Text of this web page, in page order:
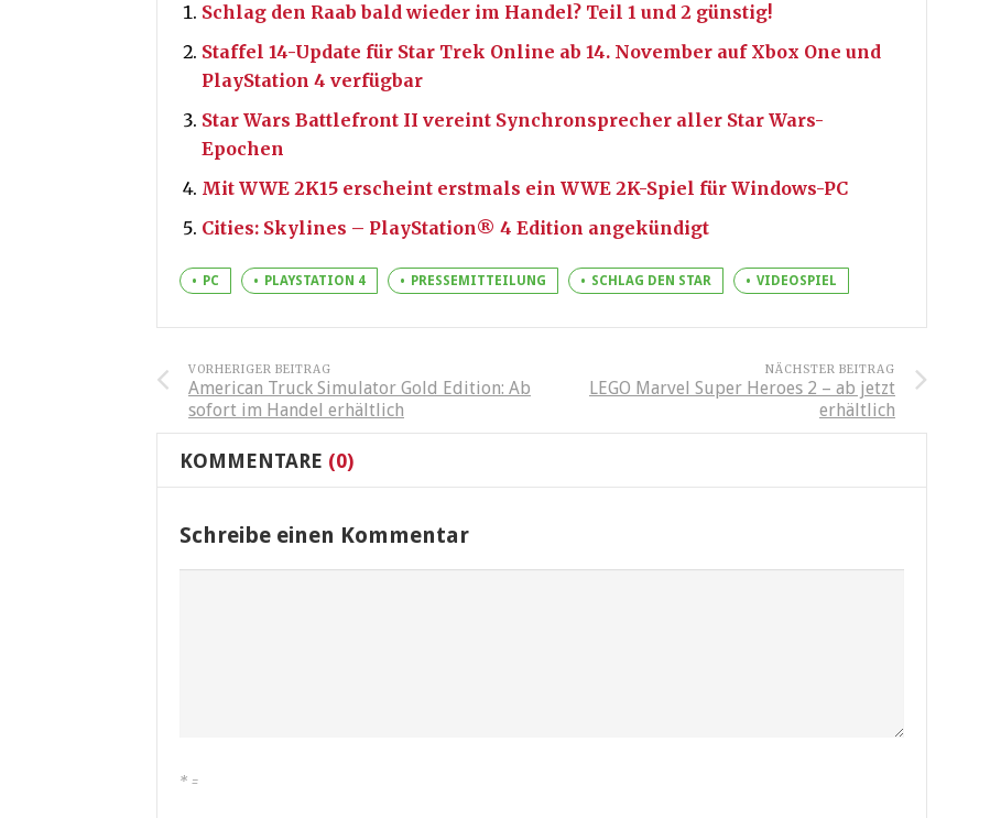
Schlag den Raab bald wieder im Handel? Teil 1 und 2 günstig!
Staffel 14-Update für Star Trek Online ab 14. November auf Xbox One und
PlayStation 4 verfügbar
Star Wars Battlefront II vereint Synchronsprecher aller Star Wars-
Epochen
Mit WWE 2K15 erscheint erstmals ein WWE 2K-Spiel für Windows-PC
Cities: Skylines – PlayStation® 4 Edition angekündigt
PC PLAYSTATION 4 PRESSEMITTEILUNG SCHLAG DEN STAR VIDEOSPIEL
VORHERIGER BEITRAG
American Truck Simulator Gold Edition: Ab
sofort im Handel erhältlich
NÄCHSTER BEITRAG
LEGO Marvel Super Heroes 2 – ab jetzt
erhältlich
KOMMENTARE (0)
Schreibe einen Kommentar
* =